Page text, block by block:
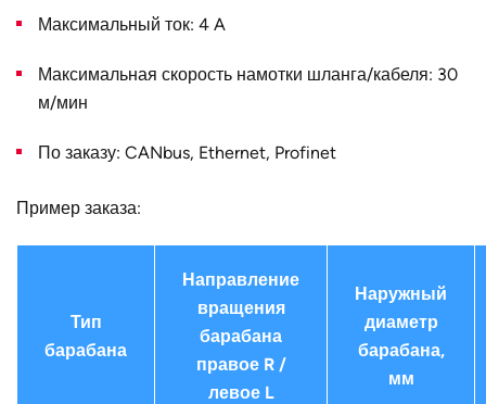
Страна
Максимальный ток: 4 A
Максимальная скорость намотки шланга/кабеля: 30
м/мин
По заказу: CANbus, Ethernet, Profinet
Пример заказа:
Тип
барабана
Направление
вращения
барабана
правое R /
левое L
Наружный
диаметр
барабана,
мм